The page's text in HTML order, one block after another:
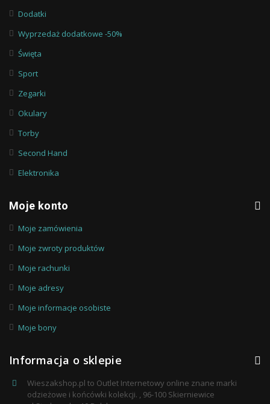
Dodatki
Wyprzedaż dodatkowe -50%
Święta
Sport
Zegarki
Okulary
Torby
Second Hand
Elektronika
Moje konto
Moje zamówienia
Moje zwroty produktów
Moje rachunki
Moje adresy
Moje informacje osobiste
Moje bony
Informacja o sklepie
Wieszakshop.pl to Outlet Internetowy online znane marki
odzieżowe i końcówki kolekcji. , 96-100 Skierniewice